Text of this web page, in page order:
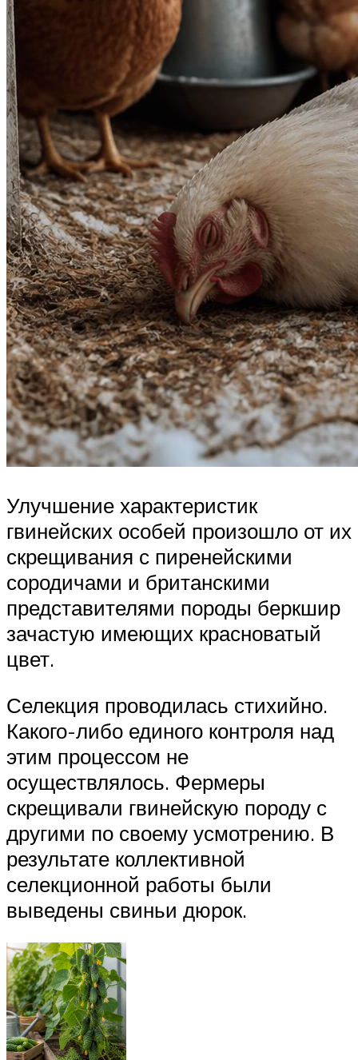
Улучшение характеристик
гвинейских особей произошло от их
скрещивания с пиренейскими
сородичами и британскими
представителями породы беркшир
зачастую имеющих красноватый
цвет.
Селекция проводилась стихийно.
Какого-либо единого контроля над
этим процессом не
осуществлялось. Фермеры
скрещивали гвинейскую породу с
другими по своему усмотрению. В
результате коллективной
селекционной работы были
выведены свиньи дюрок.